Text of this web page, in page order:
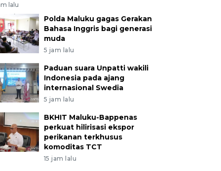
lalu
Polda Maluku gagas Gerakan
Bahasa Inggris bagi generasi
muda
5 jam lalu
Paduan suara Unpatti wakili
Indonesia pada ajang
internasional Swedia
5 jam lalu
BKHIT Maluku-Bappenas
perkuat hilirisasi ekspor
perikanan terkhusus
komoditas TCT
15 jam lalu